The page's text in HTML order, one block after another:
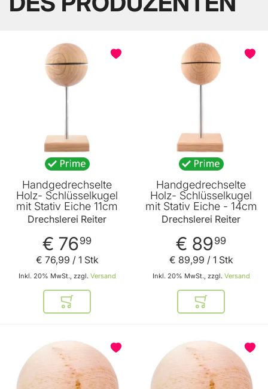
Handgedrechselte
Holz- Schlüsselkugel
mit Stativ Eiche 11cm
Drechslerei Reiter
€ 7699
Inkl. 20% MwSt., zzgl. Versand
€ 76,99 / 1 Stk
In den Warenkorb
Handgedrechselte
Holz- Schlüsselkugel
mit Stativ Eiche - 14cm
Drechslerei Reiter
€ 8999
Inkl. 20% MwSt., zzgl. Versand
€ 89,99 / 1 Stk
In den